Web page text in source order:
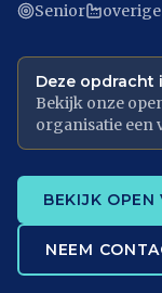
Senior
overige
Deze opdracht
Bekijk onze
organisatie een
BEKIJK OPEN
NEEM